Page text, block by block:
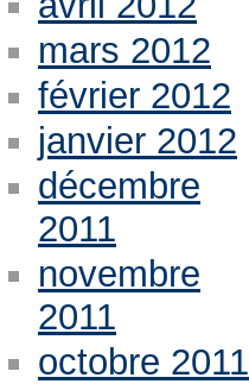
mars 2012
février 2012
janvier 2012
décembre
2011
novembre
2011
octobre 2011